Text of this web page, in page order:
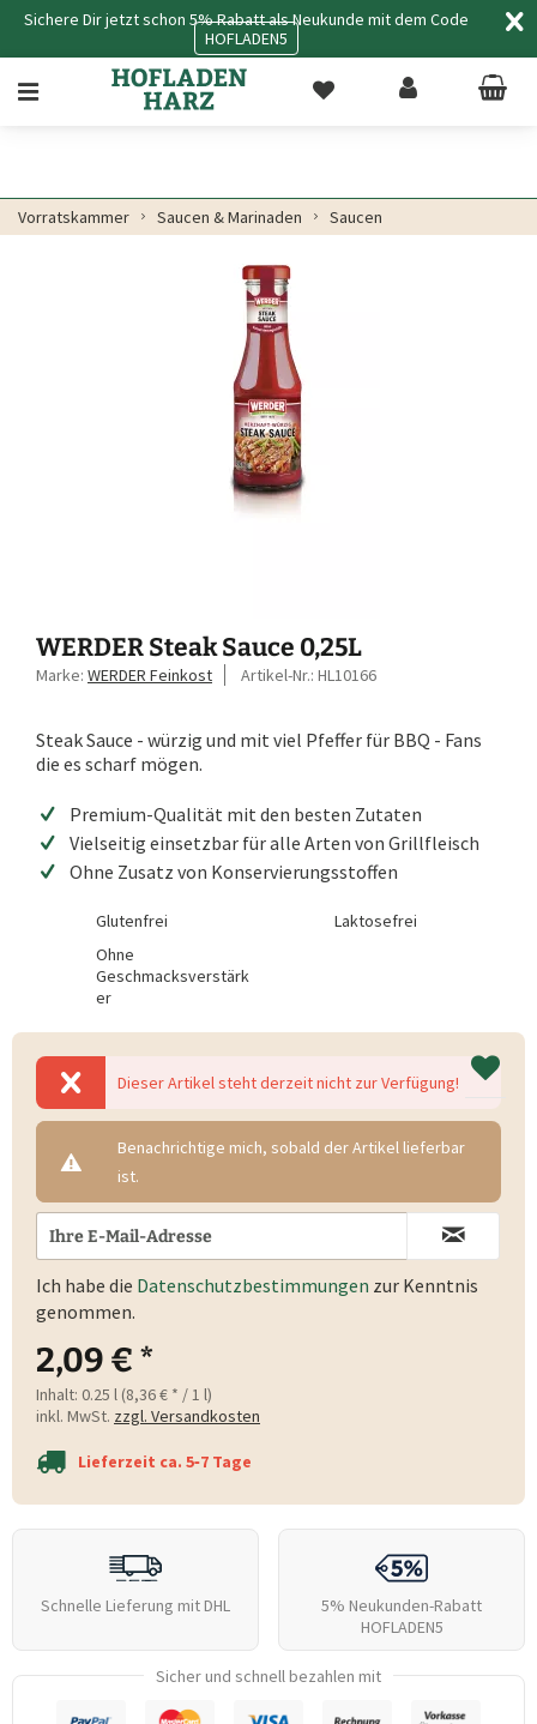
Sichere Dir jetzt schon 5% Rabatt als Neukunde mit dem Code
HOFLADEN5
Vorratskammer Saucen & Marinaden Saucen
WERDER Steak Sauce 0,25L
Marke: WERDER Feinkost Artikel-Nr.: HL10166
Steak Sauce - würzig und mit viel Pfeffer für BBQ - Fans
die es scharf mögen.
Premium-Qualität mit den besten Zutaten
Vielseitig einsetzbar für alle Arten von Grillfleisch
Ohne Zusatz von Konservierungsstoffen
Glutenfrei
Laktosefrei
Ohne
Geschmacksverstärk
er
Dieser Artikel steht derzeit nicht zur Verfügung!
Benachrichtige mich, sobald der Artikel lieferbar
ist.
Ich habe die Datenschutzbestimmungen zur Kenntnis
genommen.
2,09 € *
Inhalt: 0.25 l (8,36 € * / 1 l)
inkl. MwSt. zzgl. Versandkosten
Lieferzeit ca. 5‑7 Tage
Schnelle Lieferung mit DHL
5% Neukunden-Rabatt
HOFLADEN5
Sicher und schnell bezahlen mit